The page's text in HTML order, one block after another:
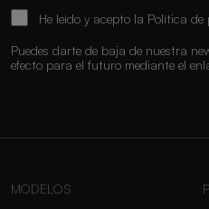
He leído y acepto la Política de
Puedes darte de baja de nuestra
efecto para el futuro mediante el
MODELOS